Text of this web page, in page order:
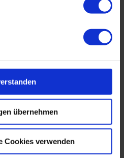
übernehmen
Cookies verwenden